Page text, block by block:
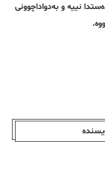
نییە و بەدواداچوونی